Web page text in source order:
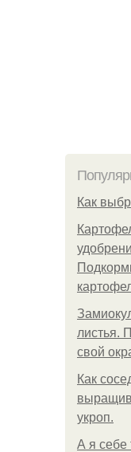
Как
листья.
свой
Как
укроп.
А я себе